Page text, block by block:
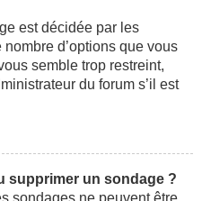
est décidée par les
d’options que vous
semble trop restreint,
du forum s’il est
supprimer un sondage ?
sondages ne peuvent être